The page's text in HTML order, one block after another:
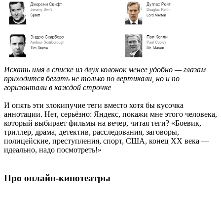
Искать имя в списке из двух колонок менее удобно — глазам
приходится бегать не только по вертикали, но и по
горизонтали в каждой строчке
И опять эти злокипучие теги вместо хотя бы кусочка
аннотации. Нет, серьёзно: Яндекс, покажи мне этого человека,
который выбирает фильмы на вечер, читая теги? «Боевик,
триллер, драма, детектив, расследования, заговоры,
полицейские, преступления, спорт, США, конец XX века —
идеально, надо посмотреть!»
Про онлайн-кинотеатры